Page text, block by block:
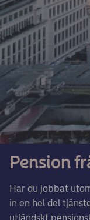
Pension
Har du jobbat
in en hel del